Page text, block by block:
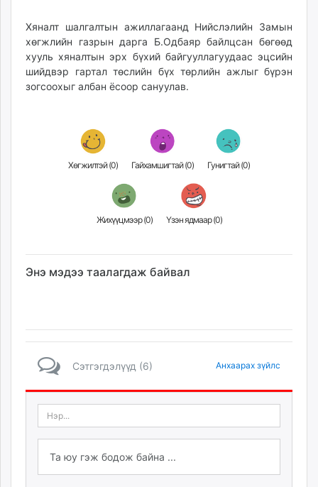
Хяналт шалгалтын ажиллагаанд Нийслэлийн Замын
хөгжлийн газрын дарга Б.Одбаяр байлцсан бөгөөд
хууль хяналтын эрх бүхий байгууллагуудаас эцсийн
шийдвэр гартал төслийн бүх төрлийн ажлыг бүрэн
зогсоохыг албан ёсоор сануулав.
Хөгжилтэй (0) Гайхамшигтай (0) Гунигтай (0)
Жихүүцмээр (0) Үзэн ядмаар (0)
Энэ мэдээ таалагдаж байвал
Сэтгэгдэлүүд (6) Анхаарах зүйлс